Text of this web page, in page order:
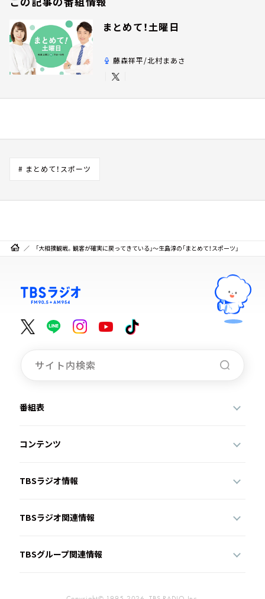
まとめて！土曜日
藤森祥平/北村まあさ
# まとめて！スポーツ
「大相撲観戦。観客が確実に戻ってきている」～生島淳の「まとめて！スポーツ」
番組表
コンテンツ
TBSラジオ情報
TBSラジオ関連情報
TBSグループ関連情報